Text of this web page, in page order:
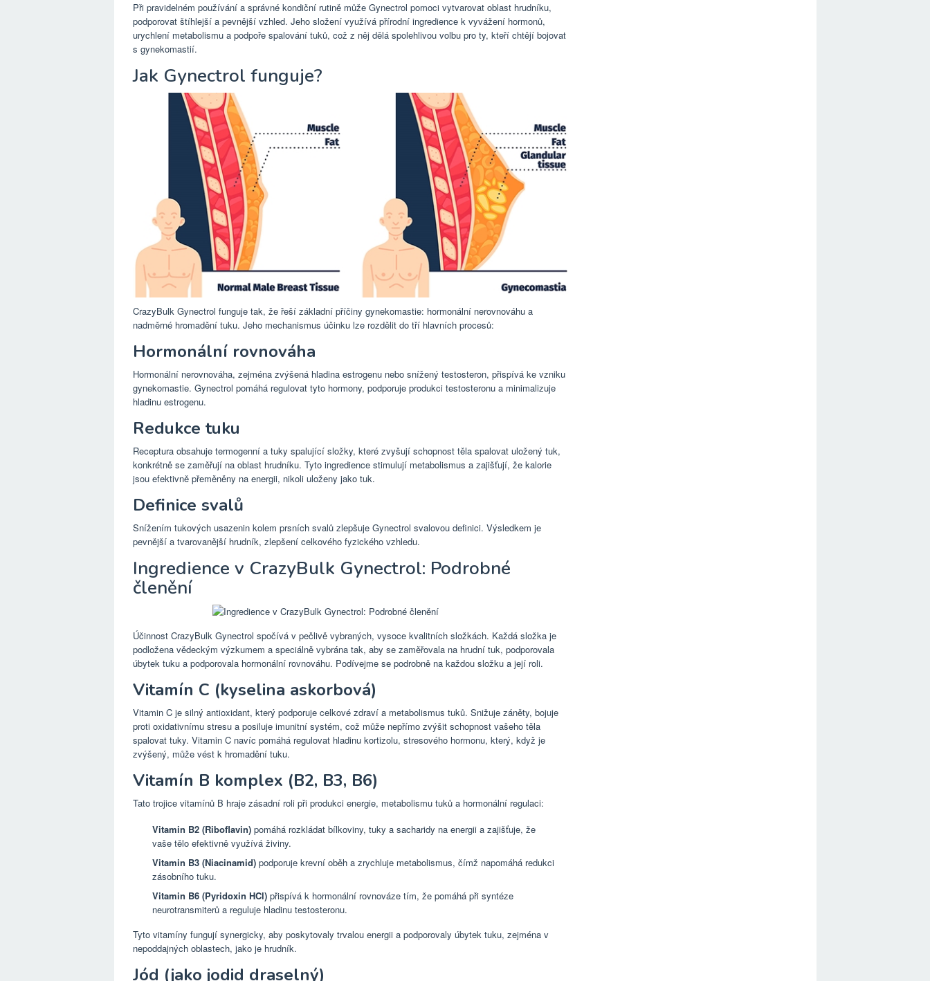
Při pravidelném používání a správné kondiční rutině může Gynectrol pomoci vytvarovat oblast hrudníku,
podporovat štíhlejší a pevnější vzhled. Jeho složení využívá přírodní ingredience k vyvážení hormonů,
urychlení metabolismu a podpoře spalování tuků, což z něj dělá spolehlivou volbu pro ty, kteří chtějí bojovat
s gynekomastií.
Jak Gynectrol funguje?
CrazyBulk Gynectrol funguje tak, že řeší základní příčiny gynekomastie: hormonální nerovnováhu a
nadměrné hromadění tuku. Jeho mechanismus účinku lze rozdělit do tří hlavních procesů:
Hormonální rovnováha
Hormonální nerovnováha, zejména zvýšená hladina estrogenu nebo snížený testosteron, přispívá ke vzniku
gynekomastie. Gynectrol pomáhá regulovat tyto hormony, podporuje produkci testosteronu a minimalizuje
hladinu estrogenu.
Redukce tuku
Receptura obsahuje termogenní a tuky spalující složky, které zvyšují schopnost těla spalovat uložený tuk,
konkrétně se zaměřují na oblast hrudníku. Tyto ingredience stimulují metabolismus a zajišťují, že kalorie
jsou efektivně přeměněny na energii, nikoli uloženy jako tuk.
Definice svalů
Snížením tukových usazenin kolem prsních svalů zlepšuje Gynectrol svalovou definici. Výsledkem je
pevnější a tvarovanější hrudník, zlepšení celkového fyzického vzhledu.
Ingredience v CrazyBulk Gynectrol: Podrobné
členění
Účinnost CrazyBulk Gynectrol spočívá v pečlivě vybraných, vysoce kvalitních složkách. Každá složka je
podložena vědeckým výzkumem a speciálně vybrána tak, aby se zaměřovala na hrudní tuk, podporovala
úbytek tuku a podporovala hormonální rovnováhu. Podívejme se podrobně na každou složku a její roli.
Vitamín C (kyselina askorbová)
Vitamin C je silný antioxidant, který podporuje celkové zdraví a metabolismus tuků. Snižuje záněty, bojuje
proti oxidativnímu stresu a posiluje imunitní systém, což může nepřímo zvýšit schopnost vašeho těla
spalovat tuky. Vitamin C navíc pomáhá regulovat hladinu kortizolu, stresového hormonu, který, když je
zvýšený, může vést k hromadění tuku.
Vitamín B komplex (B2, B3, B6)
Tato trojice vitamínů B hraje zásadní roli při produkci energie, metabolismu tuků a hormonální regulaci:
Vitamin B2 (Riboflavin) pomáhá rozkládat bílkoviny, tuky a sacharidy na energii a zajišťuje, že
vaše tělo efektivně využívá živiny.
Vitamin B3 (Niacinamid) podporuje krevní oběh a zrychluje metabolismus, čímž napomáhá redukci
zásobního tuku.
Vitamin B6 (Pyridoxin HCl) přispívá k hormonální rovnováze tím, že pomáhá při syntéze
neurotransmiterů a reguluje hladinu testosteronu.
Tyto vitamíny fungují synergicky, aby poskytovaly trvalou energii a podporovaly úbytek tuku, zejména v
nepoddajných oblastech, jako je hrudník.
Jód (jako jodid draselný)